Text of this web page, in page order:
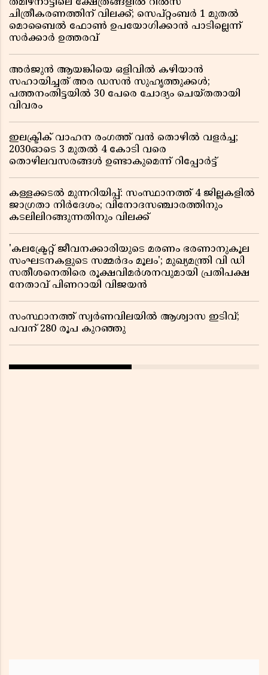
തമിഴ്‌നാട്ടിലെ ക്ഷേത്രങ്ങളിൽ റീൽസ്
ചിത്രീകരണത്തിന് വിലക്ക്; സെപ്റ്റംബർ 1 മുതൽ
മൊബൈൽ ഫോൺ ഉപയോഗിക്കാൻ പാടില്ലെന്ന്
സർക്കാർ ഉത്തരവ്
അർജുൻ ആയങ്കിയെ ഒളിവിൽ കഴിയാൻ
സഹായിച്ചത് അര ഡസൻ സുഹൃത്തുക്കൾ;
പത്തനംതിട്ടയിൽ 30 പേരെ ചോദ്യം ചെയ്തതായി
വിവരം ​​​​​​​
ഇലക്ട്രിക് വാഹന രംഗത്ത് വൻ തൊഴിൽ വളർച്ച;
2030ഓടെ 3 മുതൽ 4 കോടി വരെ
തൊഴിലവസരങ്ങൾ ഉണ്ടാകുമെന്ന് റിപ്പോർട്ട്
കള്ളക്കടൽ മുന്നറിയിപ്പ്: സംസ്ഥാനത്ത് 4 ജില്ലകളിൽ
ജാഗ്രതാ നിർദേശം; വിനോദസഞ്ചാരത്തിനും
കടലിലിറങ്ങുന്നതിനും വിലക്ക്
'കലക്ട്രേറ്റ് ജീവനക്കാരിയുടെ മരണം ഭരണാനുകൂല
സംഘടനകളുടെ സമ്മർദം മൂലം'; മുഖ്യമന്ത്രി വി ഡി
സതീശനെതിരെ രൂക്ഷവിമർശനവുമായി പ്രതിപക്ഷ
നേതാവ് പിണറായി വിജയൻ
സംസ്ഥാനത്ത് സ്വര്‍ണവിലയില്‍ ആശ്വാസ ഇടിവ്;
പവന് 280 രൂപ കുറഞ്ഞു